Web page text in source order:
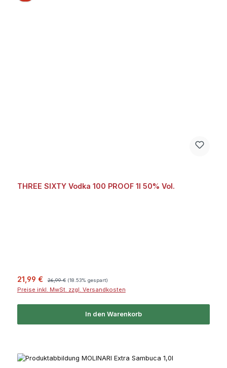
THREE SIXTY Vodka 100 PROOF 1l 50% Vol.
Verkaufspreis:
21,99 € 26,99 € (18.53% gespart)
Preise inkl. MwSt. zzgl. Versandkosten
In den Warenkorb